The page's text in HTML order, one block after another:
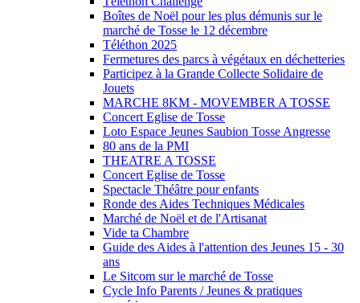
Boîtes de Noël pour les plus démunis sur le
marché de Tosse le 12 décembre
Téléthon 2025
Fermetures des parcs à végétaux en déchetteries
Participez à la Grande Collecte Solidaire de
Jouets
MARCHE 8KM - MOVEMBER A TOSSE
Concert Eglise de Tosse
Loto Espace Jeunes Saubion Tosse Angresse
80 ans de la PMI
THEATRE A TOSSE
Concert Eglise de Tosse
Spectacle Théâtre pour enfants
Ronde des Aides Techniques Médicales
Marché de Noël et de l'Artisanat
Vide ta Chambre
Guide des Aides à l'attention des Jeunes 15 - 30
ans
Le Sitcom sur le marché de Tosse
Cycle Info Parents / Jeunes & pratiques